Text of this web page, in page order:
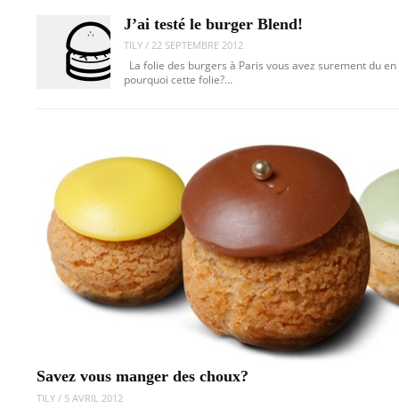
J’ai testé le burger Blend!
TILY /22 SEPTEMBRE 2012
La folie des burgers à Paris vous avez surement du
pourquoi cette folie?…
Savez vous manger des choux?
TILY / 5 AVRIL 2012